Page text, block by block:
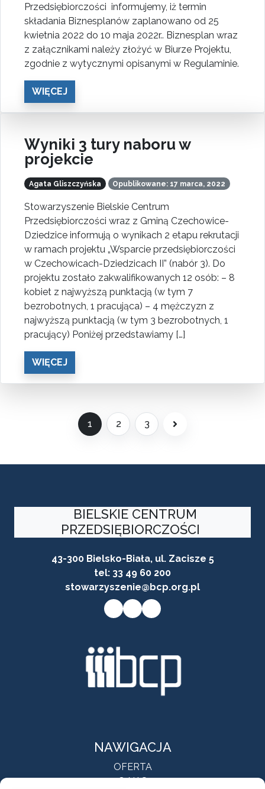
Przedsiębiorczości informujemy, iż termin
składania Biznesplanów zaplanowano od 25
kwietnia 2022 do 10 maja 2022r.. Biznesplan wraz
z załącznikami należy złożyć w Biurze Projektu,
zgodnie z wytycznymi opisanymi w Regulaminie.
WIĘCEJ
Wyniki 3 tury naboru w
projekcie
Agata Gliszczyńska Opublikowane: 17 marca, 2022
Stowarzyszenie Bielskie Centrum
Przedsiębiorczości wraz z Gminą Czechowice-
Dziedzice informują o wynikach 2 etapu rekrutacji
w ramach projektu „Wsparcie przedsiębiorczości
w Czechowicach-Dziedzicach II” (nabór 3). Do
projektu zostało zakwalifikowanych 12 osób: – 8
kobiet z najwyższą punktacją (w tym 7
bezrobotnych, 1 pracująca) – 4 mężczyzn z
najwyższą punktacją (w tym 3 bezrobotnych, 1
pracujący) Poniżej przedstawiamy […]
WIĘCEJ
1 2 3
Następna strona
BIELSKIE CENTRUM
PRZEDSIĘBIORCZOŚCI
43-300 Bielsko-Biała, ul. Zacisze 5
tel: 33 49 60 200
stowarzyszenie@bcp.org.pl
Przycisk do przejścia na stronę facebooka firmyPrzycisk do przejścia na stronę instagram firmy
Przycisk do przejścia na stronę linkedin firmy
NAWIGACJA
OFERTA
O NAS